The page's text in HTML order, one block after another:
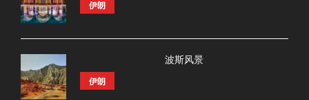
伊朗
波斯风景
伊朗